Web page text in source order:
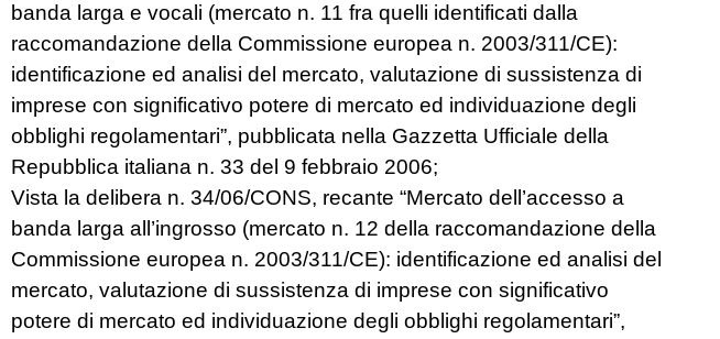
banda larga e vocali (mercato n. 11 fra quelli identificati dalla
raccomandazione della Commissione europea n. 2003/311/CE):
identificazione ed analisi del mercato, valutazione di sussistenza di
imprese con significativo potere di mercato ed individuazione degli
obblighi regolamentari”, pubblicata nella Gazzetta Ufficiale della
Repubblica italiana n. 33 del 9 febbraio 2006;
Vista la delibera n. 34/06/CONS, recante “Mercato dell’accesso a
banda larga all’ingrosso (mercato n. 12 della raccomandazione della
Commissione europea n. 2003/311/CE): identificazione ed analisi del
mercato, valutazione di sussistenza di imprese con significativo
potere di mercato ed individuazione degli obblighi regolamentari”,